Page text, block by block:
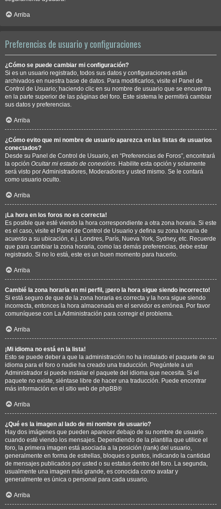
Arriba
Preferencias de usuario y configuraciones
¿Cómo se puede cambiar mi configuración?
Si es un usuario registrado, todos sus datos y configuraciones están
archivados en nuestra base de datos. Para modificarlos, visite el Panel de
Control de Usuario; haciendo clic en su nombre de usuario que se encuentra
en la parte superior de las páginas del foro. Este sistema le permitirá cambiar
sus datos y preferencias.
Arriba
¿Cómo evito que mi nombre de usuario aparezca en las listas de usuarios
conectados?
Desde su Panel de Control de Usuario, en “Preferencias de Foros”, encontrará
la opción Ocultar mi estado de conexións . Habilite esta opción y solamente
será visto por Administradores, Moderadores y usted mismo. Se le contará
como usuario oculto.
Arriba
¡La hora en los foros no es correcta!
Es posible que esté viendo la hora correspondiente a otra zona horaria. Si este
es el caso, visite el Panel de Control de Usuario y defina su zona horaria de
acuerdo a su ubicación, e.j. Londres, París, Nueva York, Sydney, etc. Recuerde
que para cambiar la zona horaria, como las demás preferencias, debe estar
registrado. Si no lo está, este es un buen momento para hacerlo.
Arriba
Cambié la zona horaria en mi perfil, ¡pero la hora sigue siendo incorrecto!
Si está seguro de que de la zona horaria es correcta y la hora sigue siendo
incorrecta, entonces la hora almacenada en el servidor es errónea. Por favor
comuníquese con La Administración para corregir el problema.
Arriba
¡Mi idioma no está en la lista!
Esto se puede deber a que la administración no ha instalado el paquete de su
idioma para el foro o nadie ha creado una traducción. Pregúntele a un
Administrador si puede instalar el paquete del idioma que necesita. Si el
paquete no existe, siéntase libre de hacer una traducción. Puede encontrar
más información en el sitio web de phpBB®
Arriba
¿Qué es la imagen al lado de mi nombre de usuario?
Hay dos imágenes que pueden aparecer debajo de su nombre de usuario
cuando esté viendo los mensajes. Dependiendo de la plantilla que utilice el
foro, la primera imagen está asociada a la posición (rank) del usuario,
generalmente en forma de estrellas, bloques o puntos, indicando la cantidad
de mensajes publicados por usted o su estatus dentro del foro. La segunda,
usualmente una imagen más grande, es conocida como avatar y
generalmente es única o personal para cada usuario.
Arriba